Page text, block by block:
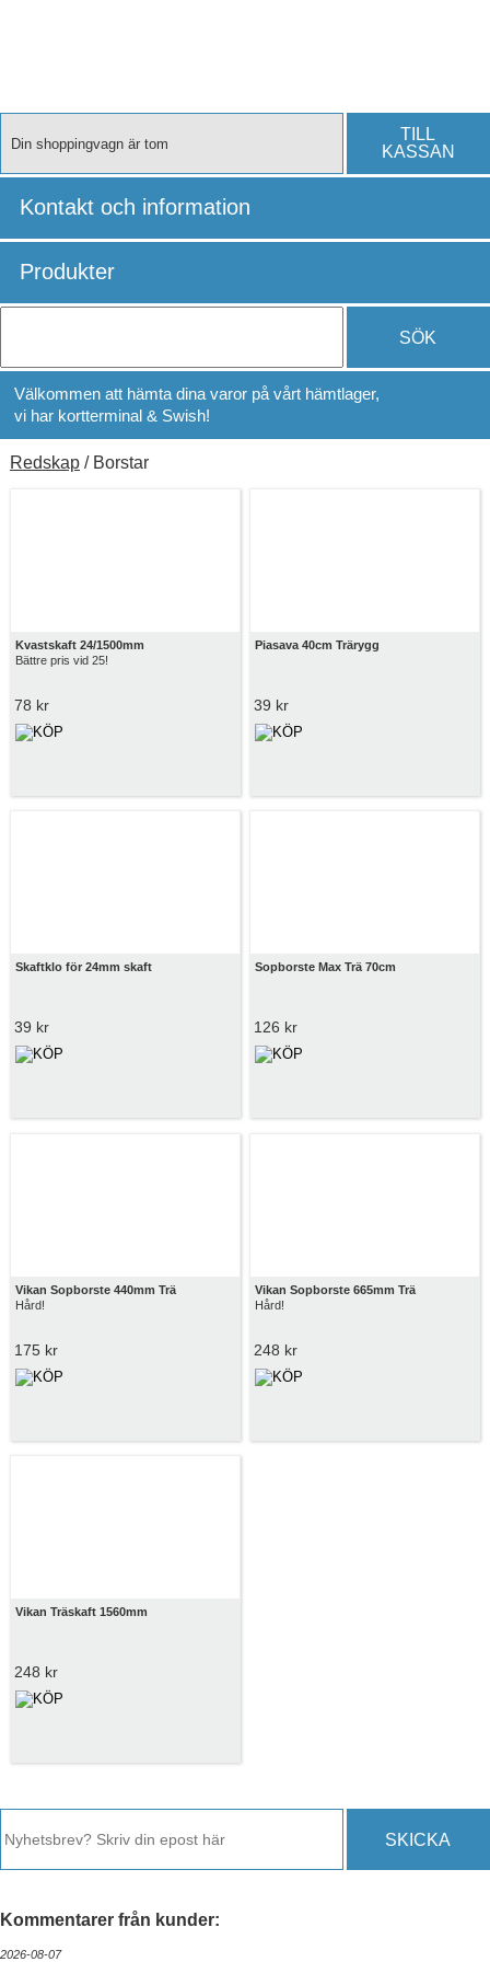
TILL
KASSAN
Din shoppingvagn är tom
Kontakt och information
SÖK
Välkommen att hämta dina varor på vårt hämtlager,
vi har kortterminal & Swish!
Produkter
Redskap/ Borstar
Kvastskaft 24/1500mm
Bättre pris vid 25!
78 kr
Piasava 40cm Trärygg
39 kr
Skaftklo för 24mm skaft
39 kr
Sopborste Max Trä 70cm
126 kr
Vikan Sopborste 440mm Trä
Hård!
175 kr
Vikan Sopborste 665mm Trä
Hård!
248 kr
Vikan Träskaft 1560mm
248 kr
SKICKA
Kommentarer från kunder:
2026-08-07